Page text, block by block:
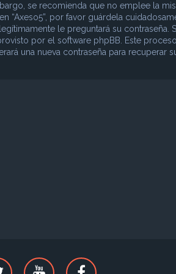
se recomienda que no emplee la
“Axeso5”, por favor guárdela
le preguntará su contraseña.
por el software phpBB. Este
una nueva contraseña para recuperar